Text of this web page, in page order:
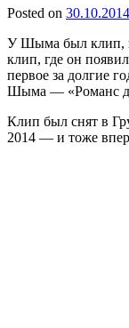
Posted on 30.10.2014
У Шыма был клип,
клип, где он
первое за долгие
Шыма — «Романс
Клип был снят в
2014 — и тоже